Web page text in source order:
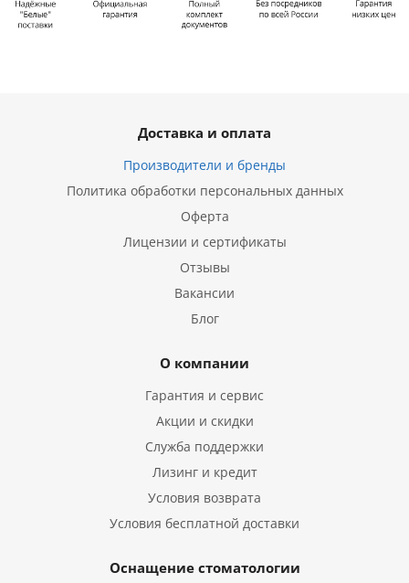
Доставка и оплата
Производители и бренды
Политика обработки персональных данных
Оферта
Лицензии и сертификаты
Отзывы
Вакансии
Блог
О компании
Гарантия и сервис
Акции и скидки
Служба поддержки
Лизинг и кредит
Условия возврата
Условия бесплатной доставки
Оснащение стоматологии